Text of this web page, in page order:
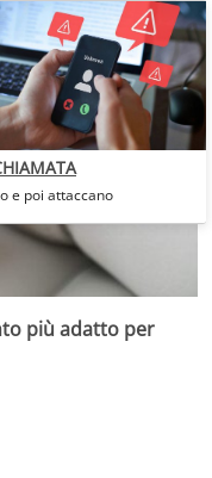
più adatto per
e poi attaccano